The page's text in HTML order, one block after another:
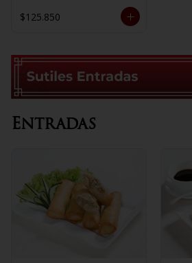
$125.850
Entradas